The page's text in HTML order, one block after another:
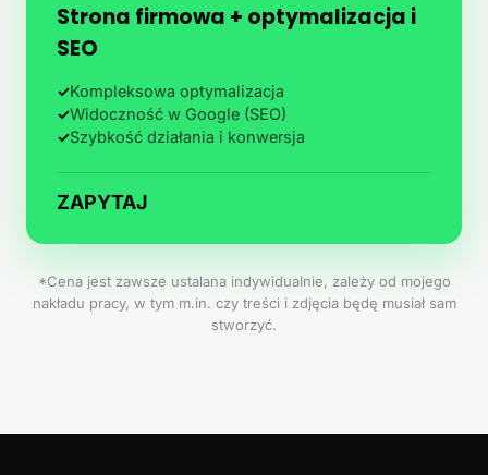
Strona firmowa + optymalizacja i
SEO
✓Kompleksowa optymalizacja
✓Widoczność w Google (SEO)
✓Szybkość działania i konwersja
ZAPYTAJ
*Cena jest zawsze ustalana indywidualnie, zależy od mojego
nakładu pracy, w tym m.in. czy treści i zdjęcia będę musiał sam
stworzyć.